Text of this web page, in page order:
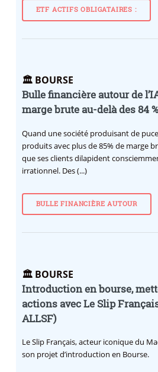
ETF ACTIFS OBLIGATAIRES :
🏛️ BOURSE
Bulle financière autour de
marge brute au-delà des 84
Quand une société produisant de
produits avec plus de 85% de marge
que ses clients dilapident
irrationnel. Des (...)
BULLE FINANCIÈRE AUTOUR
🏛️ BOURSE
Introduction en bourse,
actions avec Le Slip
ALLSF)
Le Slip Français, acteur iconique du
son projet d’introduction en Bourse.